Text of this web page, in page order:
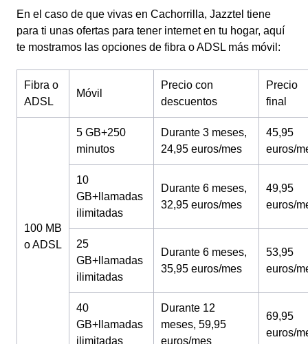
En el caso de que vivas en Cachorrilla, Jazztel tiene
para ti unas ofertas para tener internet en tu hogar, aquí
te mostramos las opciones de fibra o ADSL más móvil:
Fibra o
ADSL
Móvil
Precio con
descuentos
Precio
final
100 MB
o ADSL
5 GB+250
minutos
Durante 3 meses,
24,95 euros/mes
45,95
euros/
10
GB+llamadas
ilimitadas
Durante 6 meses,
32,95 euros/mes
49,95
euros/
25
GB+llamadas
ilimitadas
Durante 6 meses,
35,95 euros/mes
53,95
euros/
40
GB+llamadas
ilimitadas
Durante 12
meses, 59,95
euros/mes
69,95
euros/